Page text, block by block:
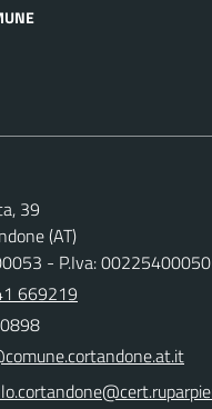
39
(AT)
- P.Iva: 00225400050
669219